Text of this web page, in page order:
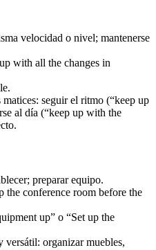
velocidad o nivel; mantenerse
with all the changes in
seguir el ritmo (“keep up
al día (“keep up with the
preparar equipo.
the conference room before the
up” o “Set up the
organizar muebles,